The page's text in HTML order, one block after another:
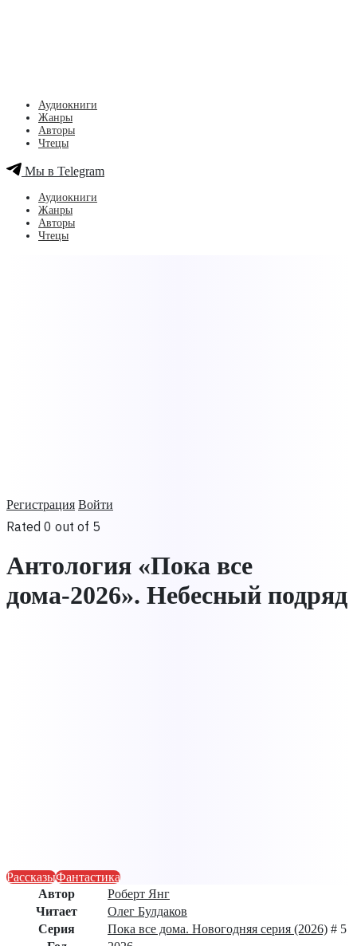
Регистрация Войти
Аудиокниги
Жанры
Авторы
Чтецы
Мы в Telegram
Аудиокниги
Жанры
Авторы
Чтецы
Rated 0 out of 5
Антология «Пока все
дома-2026». Небесный подряд
РассказыФантастика
Автор
Роберт Янг
Читает
Олег Булдаков
Серия
Пока все дома. Новогодняя серия (2026) # 5